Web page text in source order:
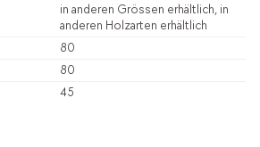
in anderen Grössen erhältlich, in
anderen Holzarten erhältlich
80
80
45